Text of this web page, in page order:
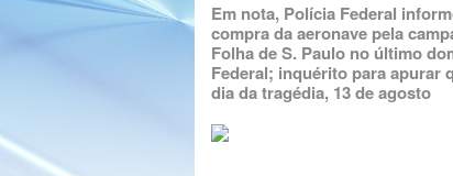
Em nota, Polícia Federal
compra da aeronave pela
Folha de S. Paulo no último
Federal; inquérito para apurar
dia da tragédia, 13 de agosto